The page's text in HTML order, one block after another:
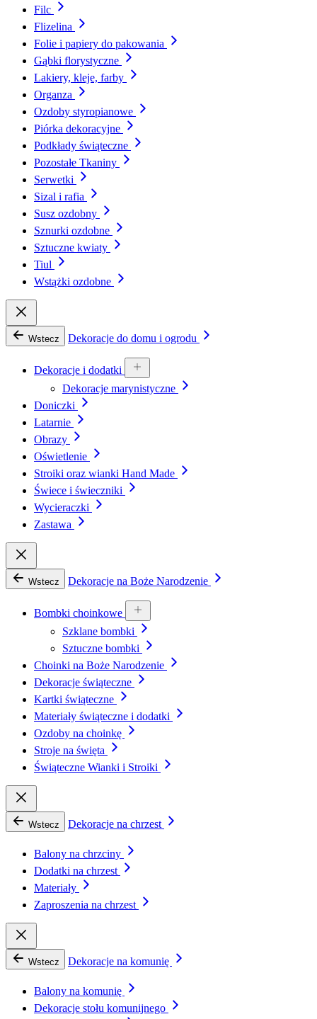
Filc
Flizelina
Folie i papiery do pakowania
Gąbki florystyczne
Lakiery, kleje, farby
Organza
Ozdoby styropianowe
Piórka dekoracyjne
Podkłady świąteczne
Pozostałe Tkaniny
Serwetki
Sizal i rafia
Susz ozdobny
Sznurki ozdobne
Sztuczne kwiaty
Tiul
Wstążki ozdobne
Wstecz Dekoracje do domu i ogrodu
Dekoracje i dodatki
Dekoracje marynistyczne
Doniczki
Latarnie
Obrazy
Oświetlenie
Stroiki oraz wianki Hand Made
Świece i świeczniki
Wycieraczki
Zastawa
Wstecz Dekoracje na Boże Narodzenie
Bombki choinkowe
Szklane bombki
Sztuczne bombki
Choinki na Boże Narodzenie
Dekoracje świąteczne
Kartki świąteczne
Materiały świąteczne i dodatki
Ozdoby na choinkę
Stroje na święta
Świąteczne Wianki i Stroiki
Wstecz Dekoracje na chrzest
Balony na chrzciny
Dodatki na chrzest
Materiały
Zaproszenia na chrzest
Wstecz Dekoracje na komunię
Balony na komunię
Dekoracje stołu komunijnego